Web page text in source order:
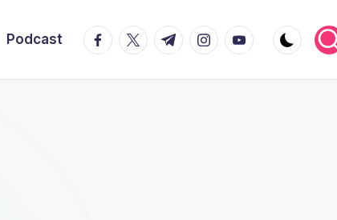
Podcast facebook.com
twitter.com
t.me instagram.com
youtube.com